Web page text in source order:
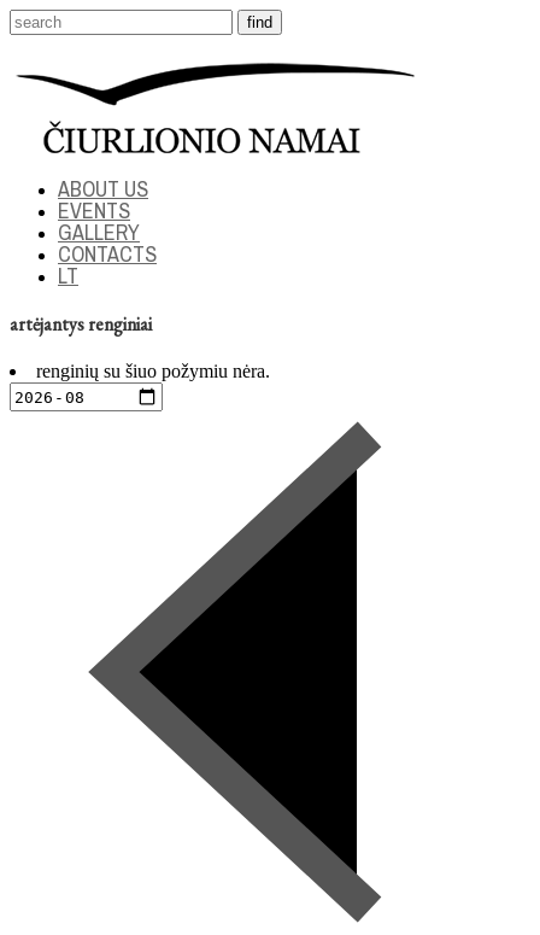
ABOUT US
EVENTS
GALLERY
CONTACTS
LT
artėjantys renginiai
renginių su šiuo požymiu nėra.